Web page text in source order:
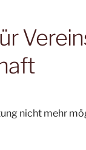
nicht mehr